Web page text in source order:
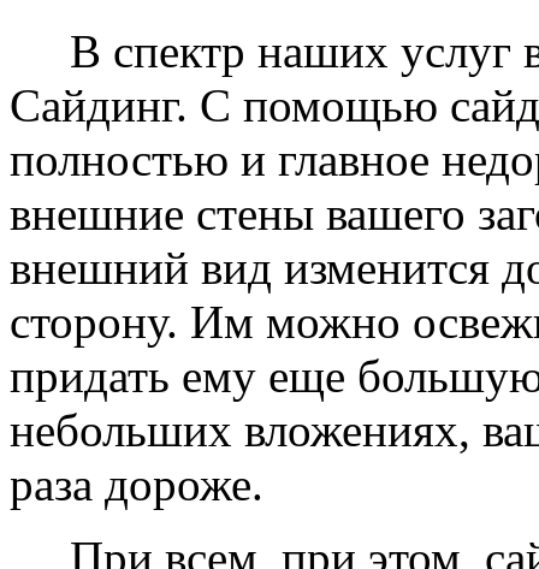
В спектр наших услуг
Сайдинг. С помощью
полностью и главное
внешние стены вашего
внешний вид изменится
сторону. Им можно
придать ему еще
небольших вложениях,
раза дороже.
При всем, при этом,